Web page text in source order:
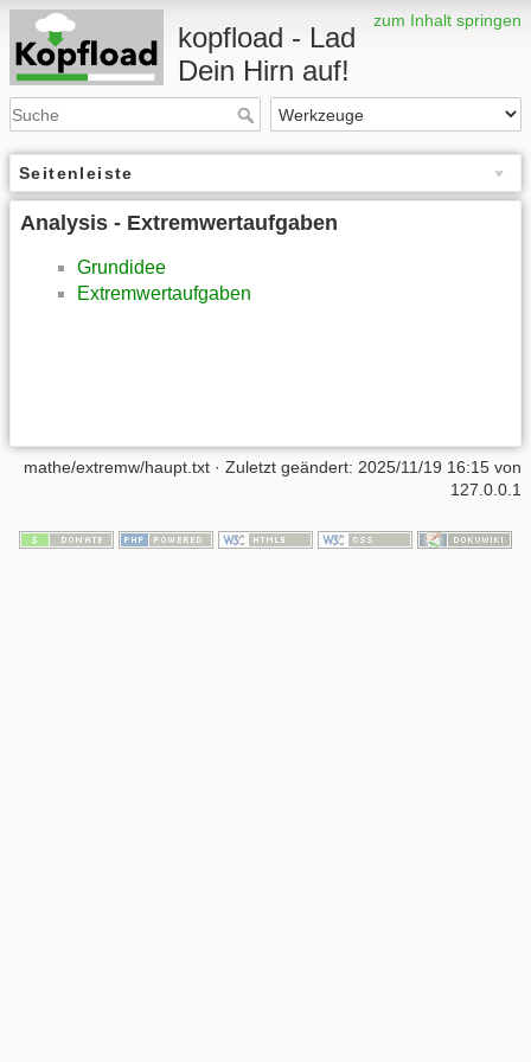
zum Inhalt springen
kopfload - Lad
Dein Hirn auf!
Seitenleiste
Analysis - Extremwertaufgaben
Grundidee
Extremwertaufgaben
mathe/extremw/haupt.txt · Zuletzt geändert: 2025/11/19 16:15 von
127.0.0.1